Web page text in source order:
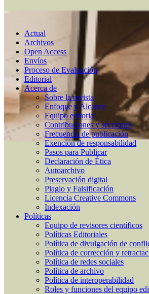
Actual
Archivos
Open Access
Envíos
Proceso de Evaluación
Editorial
Acerca de
Sobre la revista
Enfoque y Alcance
Equipo editorial
Contribuciones y secciones
Frecuencia de publicación
Exención de responsabilidad
Pasos para Publicar
Declaración de Ética
Autoarchivo
Preservación digital
Plagio y Falsificación
Licencia Creative Commons
Indexación
Políticas
Equipo de revisores científicos
Políticas Editoriales
Política de divulgación de
Política de corrección y
Política de redes sociales
Política de archivo
Política de interoperabilidad
Roles y funciones del equipo